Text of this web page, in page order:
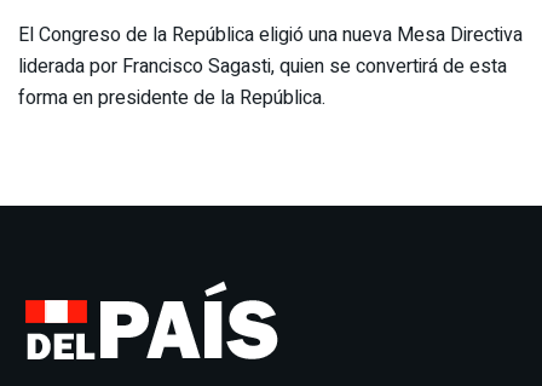
El Congreso de la República eligió una nueva Mesa Directiva
liderada por Francisco Sagasti, quien se convertirá de esta
forma en presidente de la República.